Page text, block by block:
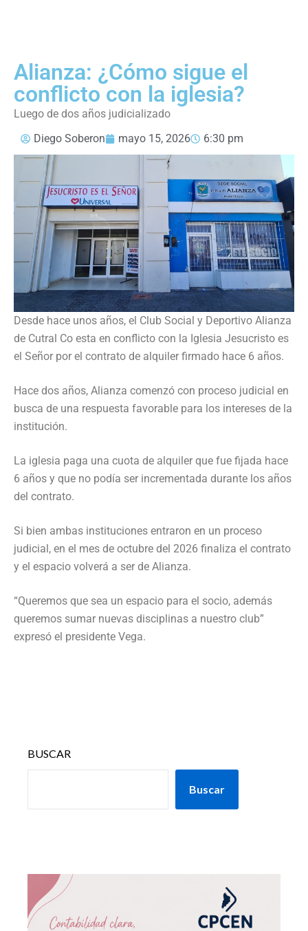
Alianza: ¿Cómo sigue el
conflicto con la iglesia?
Luego de dos años judicializado
Diego Soberon
mayo 15, 2026 6:30 pm
Desde hace unos años, el Club Social y Deportivo Alianza
de Cutral Co esta en conflicto con la Iglesia Jesucristo es
el Señor por el contrato de alquiler firmado hace 6 años.
Hace dos años, Alianza comenzó con proceso judicial en
busca de una respuesta favorable para los intereses de la
institución.
La iglesia paga una cuota de alquiler que fue fijada hace
6 años y que no podía ser incrementada durante los años
del contrato.
Si bien ambas instituciones entraron en un proceso
judicial, en el mes de octubre del 2026 finaliza el contrato
y el espacio volverá a ser de Alianza.
“Queremos que sea un espacio para el socio, además
queremos sumar nuevas disciplinas a nuestro club”
expresó el presidente Vega.
BUSCAR
Buscar